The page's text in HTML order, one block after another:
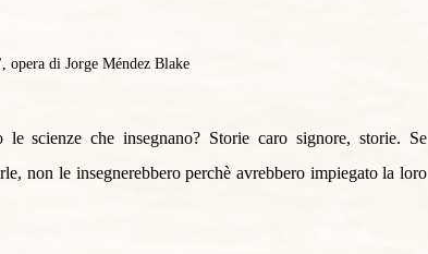
di Jorge Méndez Blake
scienze che insegnano? Storie caro signore, storie. Se
non le insegnerebbero perchè avrebbero impiegato la loro